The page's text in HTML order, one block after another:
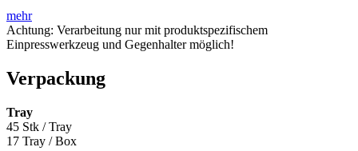
mehr
Achtung: Verarbeitung nur mit produktspezifischem
Einpresswerkzeug und Gegenhalter möglich!
Verpackung
Tray
45 Stk / Tray
17 Tray / Box